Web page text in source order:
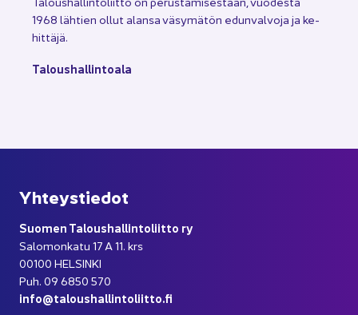
1968 läh­tien ollut alan­sa vä­sy­mä­tön edun­val­vo­ja ja ke­
hit­tä­jä.
Ta­lous­hal­lin­toa­la
Yh­teys­tie­dot
Suo­men Ta­lous­hal­lin­to­liit­to ry
Sa­lo­mon­ka­tu 17 A 11. krs
00100 HEL­SIN­KI
Puh. 09 6850 570
info@ta­lous­hal­lin­to­liit­to.fi